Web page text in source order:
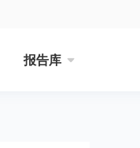
报告库